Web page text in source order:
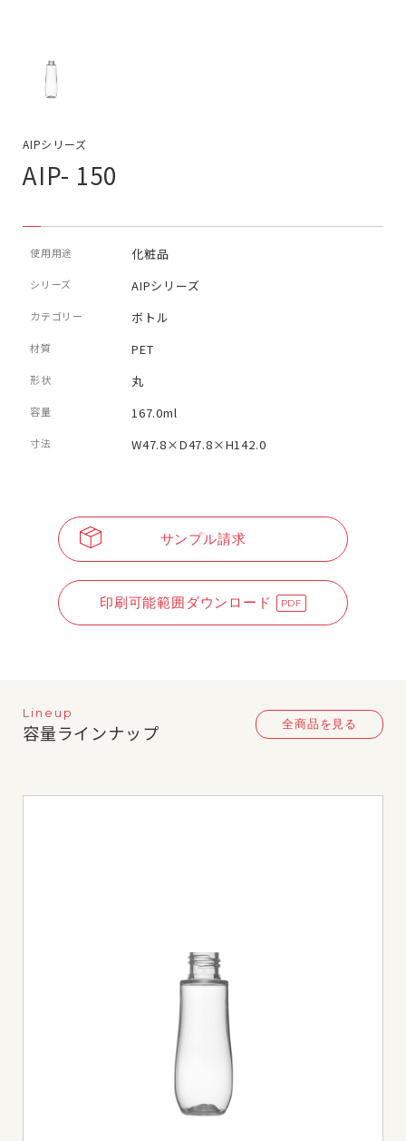
AIPシリーズ
AIP- 150
使用用途 化粧品
シリーズ AIPシリーズ
カテゴリー ボトル
材質 PET
形状 丸
容量 167.0ml
寸法 W47.8×D47.8×H142.0
サンプル請求
印刷可能範囲ダウンロード
Lineup
容量ラインナップ 全商品を見る